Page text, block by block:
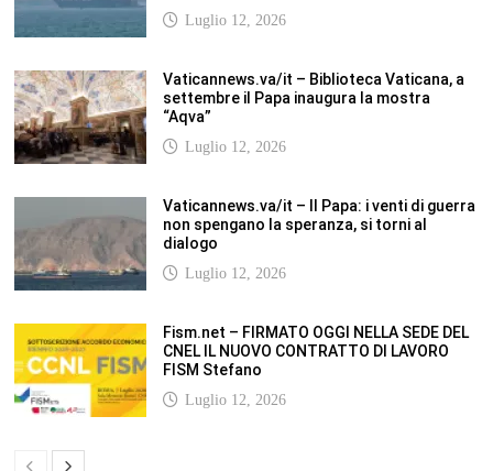
Luglio 12, 2026
Vaticannews.va/it – Biblioteca Vaticana, a
settembre il Papa inaugura la mostra
“Aqva”
Luglio 12, 2026
Vaticannews.va/it – Il Papa: i venti di guerra
non spengano la speranza, si torni al
dialogo
Luglio 12, 2026
Fism.net – FIRMATO OGGI NELLA SEDE DEL
CNEL IL NUOVO CONTRATTO DI LAVORO
FISM Stefano
Luglio 12, 2026